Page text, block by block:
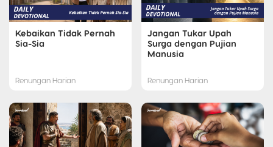
Kebaikan Tidak Pernah
Sia-Sia
Renungan Harian
Jangan Tukar Upah
Surga dengan Pujian
Manusia
Renungan Harian